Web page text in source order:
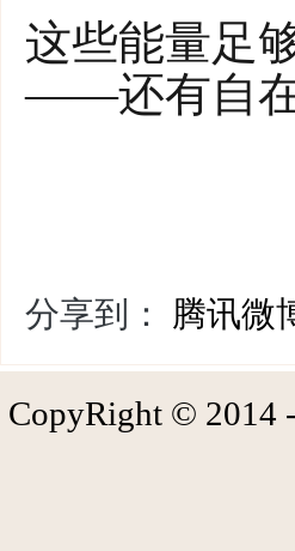
这些能量足
——还有自在
分享到： 腾讯微
CopyRight © 2014